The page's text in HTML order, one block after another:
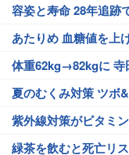
容姿と寿命 28年追跡
あたりめ 血糖値を上
体重62kg→82kgに 寺
夏のむくみ対策 ツボ
紫外線対策がビタミ
緑茶を飲むと死亡リ